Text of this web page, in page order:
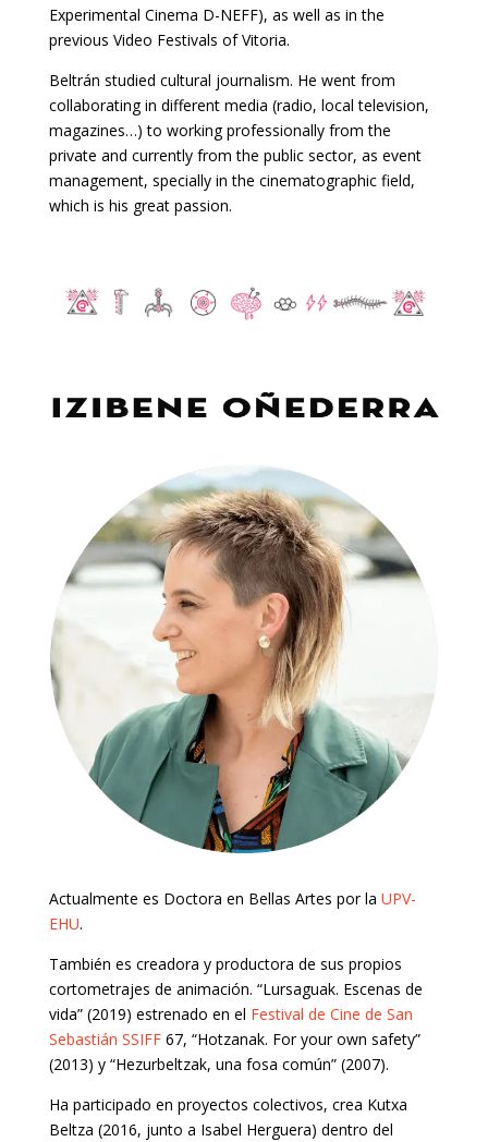
Experimental Cinema D-NEFF), as well as in the
previous Video Festivals of Vitoria.
Beltrán studied cultural journalism. He went from
collaborating in different media (radio, local television,
magazines…) to working professionally from the
private and currently from the public sector, as event
management, specially in the cinematographic field,
which is his great passion.
Actualmente es Doctora en Bellas Artes por la UPV-
EHU.
También es creadora y productora de sus propios
cortometrajes de animación. “Lursaguak. Escenas de
vida” (2019) estrenado en el Festival de Cine de San
Sebastián SSIFF67, “Hotzanak. For your own safety”
(2013) y “Hezurbeltzak, una fosa común” (2007).
Ha participado en proyectos colectivos, crea Kutxa
Beltza (2016, junto a Isabel Herguera) dentro del